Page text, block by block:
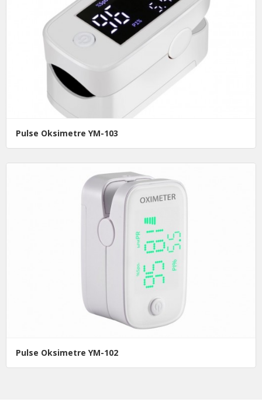
Pulse Oksimetre YM-103
Pulse Oksimetre YM-102